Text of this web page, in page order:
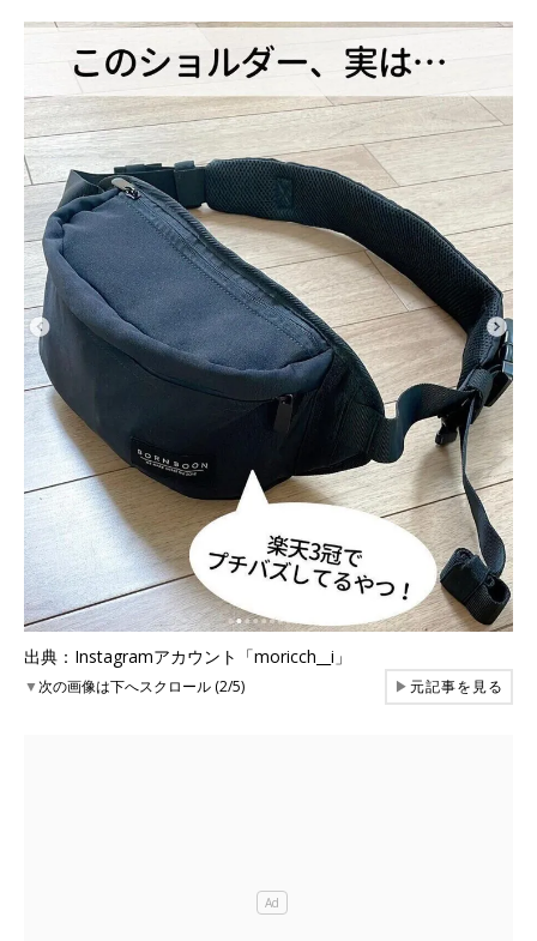
出典：Instagramアカウント「moricch__i」
▼次の画像は下へスクロール (2/5) ▶元記事を見る